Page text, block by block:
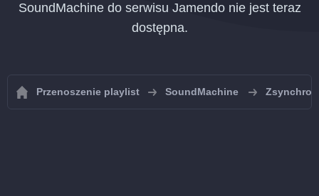
SoundMachine do serwisu Jamendo nie jest teraz
dostępna.
Przenoszenie playlist SoundMachine